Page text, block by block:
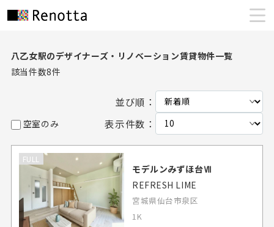
八乙女駅のデザイナーズ・リノベーション賃貸物件一覧
該当件数8件
並び順：
空室のみ 表示件数：
FULL
モデルンみずほ台Ⅶ
REFRESH LIME
宮城県仙台市泉区
1K